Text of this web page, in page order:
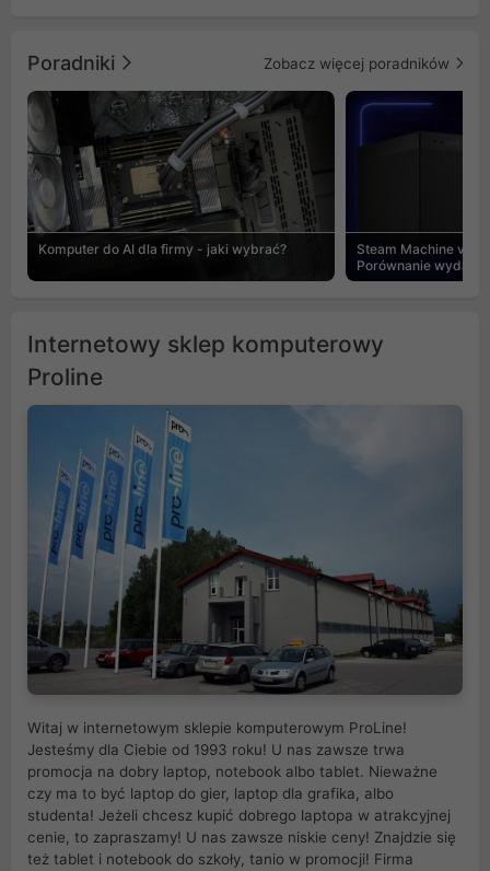
Poradniki Zobacz więcej poradników
Komputer do AI dla firmy - jaki wybrać?
Steam Machine vs
Porównanie
Internetowy sklep komputerowy
Proline
Witaj w internetowym sklepie komputerowym ProLine!
Jesteśmy dla Ciebie od 1993 roku! U nas zawsze trwa
promocja na dobry laptop, notebook albo tablet. Nieważne
czy ma to być laptop do gier, laptop dla grafika, albo
studenta! Jeżeli chcesz kupić dobrego laptopa w atrakcyjnej
cenie, to zapraszamy! U nas zawsze niskie ceny! Znajdzie się
też tablet i notebook do szkoły, tanio w promocji! Firma